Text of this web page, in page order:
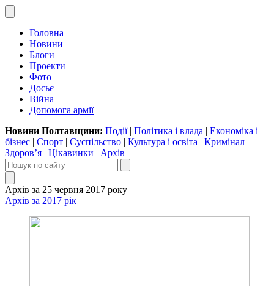
Головна
Новини
Блоги
Проекти
Фото
Досьє
Війна
Допомога армії
Новини Полтавщини: Події| Політика і влада | Економіка і
бізнес | Спорт | Суспільство | Культура і освіта | Кримінал |
Здоров’я | Цікавинки | Архів
Архів за 25 червня 2017 року
Архів за 2017 рік